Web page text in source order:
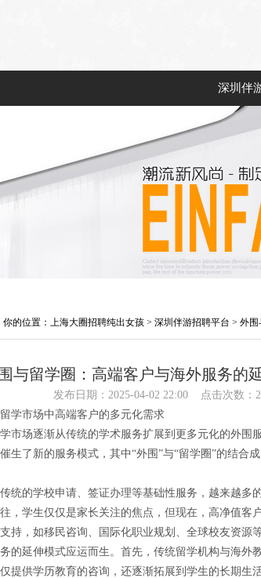
深圳伴
你的位置： 上海大圈招聘纯出女孩 > 深圳伴游招聘平台 > 外围
与留学圈：高端客户与海外服务的
发布日期：2025-04-02 22:00 点击次数：
学市场中高端客户的多元化需求
市场逐渐从传统的学术服务扩展到更多元化的外围
生了新的服务模式，其中“外围”与“留学圈”的结合
统的学校申请、签证办理等基础性服务，越来越多
，学生仅仅是家长关注的焦点，但现在，高净值客
持，如移民咨询、国际化职业规划、全球校友资源等
的延伸模式应运而生。首先，传统留学机构与海外
提供学历教育的咨询，还逐渐拓展到学生的长期生